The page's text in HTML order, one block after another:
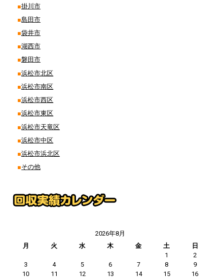
掛川市
島田市
袋井市
湖西市
磐田市
浜松市北区
浜松市南区
浜松市西区
浜松市東区
浜松市天竜区
浜松市中区
浜松市浜北区
その他
2026年8月
月
火 水 木 金 土
日
1
2
3
4 5 6 7 8
9
10
11 12 13 14 15
16